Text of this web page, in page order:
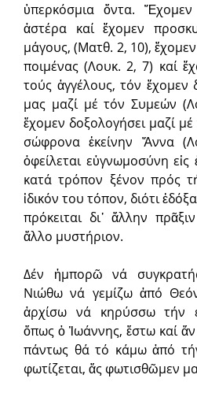
ὑπερκόσμια ὄντα.
ἀστέρα καί ἔχομεν
μάγους, (Ματθ. 2, 10),
ποιμένας (Λουκ. 2, 7) καί
τούς ἀγγέλους, τόν ἔχομεν
μας μαζί μέ τόν Συμεών
ἔχομεν δοξολογήσει μαζί
σώφρονα ἐκείνην Ἄννα
ὀφείλεται εὐγνωμοσύνη εἰς
κατά τρόπον ξένον πρός
ἰδικόν του τόπον, διότι
πρόκειται δι᾿ ἄλλην
ἄλλο μυστήριον.
Δέν ἠμπορῶ νά
Νιώθω νά γεμίζω ἀπό
ἀρχίσω νά κηρύσσω τήν
ὅπως ὁ Ἰωάννης, ἔστω καί
πάντως θά τό κάμω ἀπό
φωτίζεται, ἄς φωτισθῶμεν